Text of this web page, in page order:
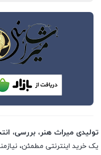
تولیدی میراث هنر، بررسی،
یک خرید اینترنتی مطمئن،